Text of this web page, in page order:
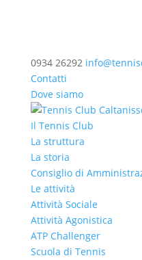
0934 26292
Contatti
Dove siamo
Il Tennis Club
La struttura
La storia
Consiglio di
Le attività
Attività Sociale
Attività Agonistica
ATP Challenger
Scuola di Tennis